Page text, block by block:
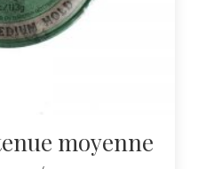
moyenne